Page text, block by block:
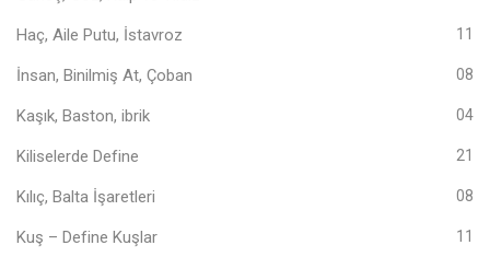
Haç, Aile Putu, İstavroz 11
İnsan, Binilmiş At, Çoban 08
Kaşık, Baston, ibrik 04
Kiliselerde Define 21
Kılıç, Balta İşaretleri 08
Kuş – Define Kuşlar 11